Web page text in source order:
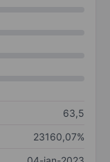
63,5
23160,07%